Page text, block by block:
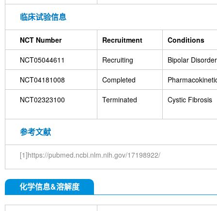
临床试验信息
NCT Number Recruitment Conditions
NCT05044611 Recruiting Bipolar Disorder
NCT04181008 Completed
NCT02323100 Terminated Cystic Fibrosis
参考文献
[1]https://pubmed.ncbi.nlm.nih.gov/17198922/
化学信息&溶解度